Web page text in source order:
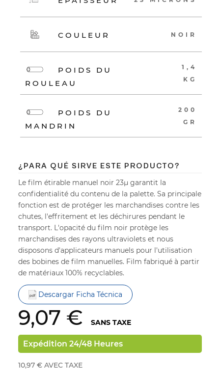
COULEUR NOIR
POIDS DU
ROULEAU
1,4
KG
POIDS DU
MANDRIN
200
GR
¿PARA QUÉ SIRVE ESTE PRODUCTO?
Le film étirable manuel noir 23µ garantit la
confidentialité du contenu de la palette. Sa principale
fonction est de protéger les marchandises contre les
chutes, l'effritement et les déchirures pendant le
transport. L'opacité du film noir protège les
marchandises des rayons ultraviolets et nous
disposons d'applicateurs manuels pour l'utilisation
des bobines de film manuelles. Film fabriqué à partir
de matériaux 100% recyclables.
Descargar Ficha Técnica
9,07 € SANS TAXE
Expédition 24/48 Heures
10,97 € AVEC TAXE